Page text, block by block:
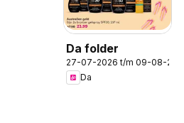
Da folder
27-07-2026 t/m 09-08-2026
Da